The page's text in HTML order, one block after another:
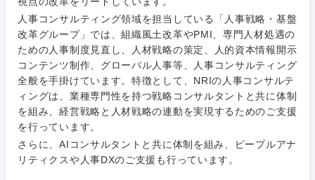
人事コンサルティング領域を担当している「人事戦略・基盤
改革グループ」では、組織風土改革やPMI、専門人材処遇の
ための人事制度見直し、人材戦略の策定、人的資本情報開示
コンテンツ制作、グローバル人事等、人事コンサルティング
全般を手掛けています。特徴として、NRIの人事コンサルテ
ィングは、業種専門性を持つ戦略コンサルタントと共に体制
を組み、経営戦略と人材戦略の連動を実現するためのご支援
を行っています。
さらに、AIコンサルタントと共に体制を組み、ピープルアナ
リティクスや人事DXのご支援も行っています。
ご希望の職種を選択してください
経営企
画・事業
企画
経営ボー
ド
すべての経営企画・事業企
画
ご希望の職種を選択してください
経営企画・事業企画
経営ボード
管理
ご希望の業界を選択してください
商社・卸
エネルギー・資源・環境
自動車・機械・船舶
ご希望の勤務地を選択してください
北海道・東北地方
北海道 青森県
秋田県 岩手県
ご希望条件を入力ください
希望年収
推奨年齢
50代